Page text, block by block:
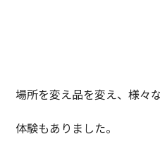
場所を変え品を変え、様々
体験もありました。